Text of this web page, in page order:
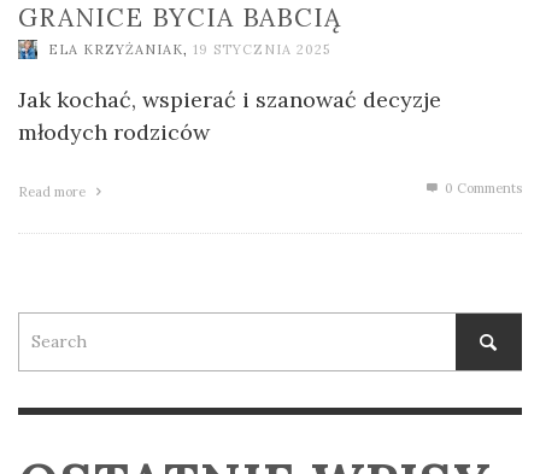
GRANICE BYCIA BABCIĄ
ELA KRZYŻANIAK, 19 STYCZNIA 2025
Jak kochać, wspierać i szanować decyzje
młodych rodziców
Read more 0 Comments